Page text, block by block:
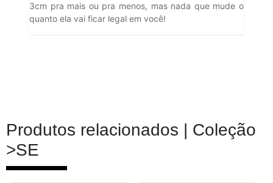
3cm pra mais ou pra menos, mas nada que mude o
quanto ela vai ficar legal em você!
Produtos relacionados | Coleção
>SE